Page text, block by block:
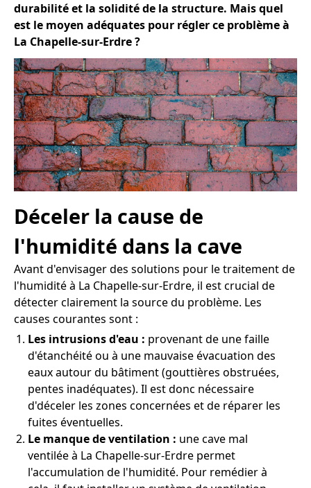
durabilité et la solidité de la structure. Mais quel
est le moyen adéquates pour régler ce problème à
La Chapelle-sur-Erdre ?
Déceler la cause de
l'humidité dans la cave
Avant d'envisager des solutions pour le traitement de
l'humidité à La Chapelle-sur-Erdre, il est crucial de
détecter clairement la source du problème. Les
causes courantes sont :
Les intrusions d'eau : provenant de une faille
d'étanchéité ou à une mauvaise évacuation des
eaux autour du bâtiment (gouttières obstruées,
pentes inadéquates). Il est donc nécessaire
d'déceler les zones concernées et de réparer les
fuites éventuelles.
Le manque de ventilation : une cave mal
ventilée à La Chapelle-sur-Erdre permet
l'accumulation de l'humidité. Pour remédier à